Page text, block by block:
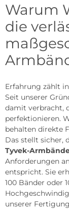
Warum
die
Erfahrung zählt
Seit unserer
damit verbracht,
perfektionieren.
behalten direkte
Das stellt sicher,
Tyvek-
Anforderungen
entspricht. Sie
100 Bänder oder
unserer